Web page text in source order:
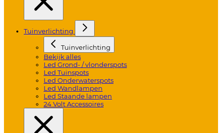
Tuinverlichting
Tuinverlichting
Bekijk alles
Led Grond- / vlonderspots
Led Tuinspots
Led Onderwaterspots
Led Wandlampen
Led Staande lampen
24 Volt Accessoires